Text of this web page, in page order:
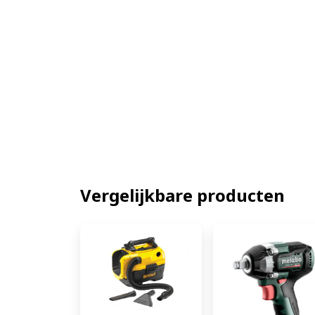
Vergelijkbare producten